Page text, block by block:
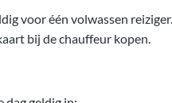
voor één volwassen reiziger.
bij de chauffeur kopen.